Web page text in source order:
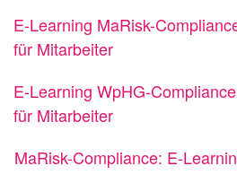
E-Learning MaRisk-
für Mitarbeiter
E-Learning WpHG-
für Mitarbeiter
MaRisk-Compliance: E-